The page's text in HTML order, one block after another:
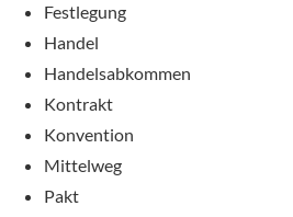
Festlegung
Handel
Handelsabkommen
Kontrakt
Konvention
Mittelweg
Pakt